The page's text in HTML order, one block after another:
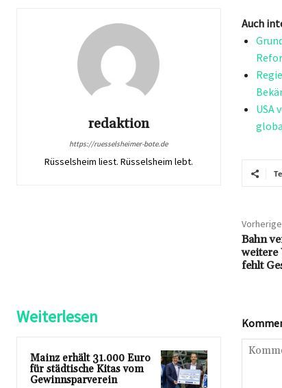
redaktion
https://ruesselsheimer-bote.de
Rüsselsheim liest. Rüsselsheim lebt.
Auch
USA
Bahn
weitere
fehlt
Weiterlesen
Mainz erhält 31.000 Euro
für städtische Kitas vom
Gewinnsparverein